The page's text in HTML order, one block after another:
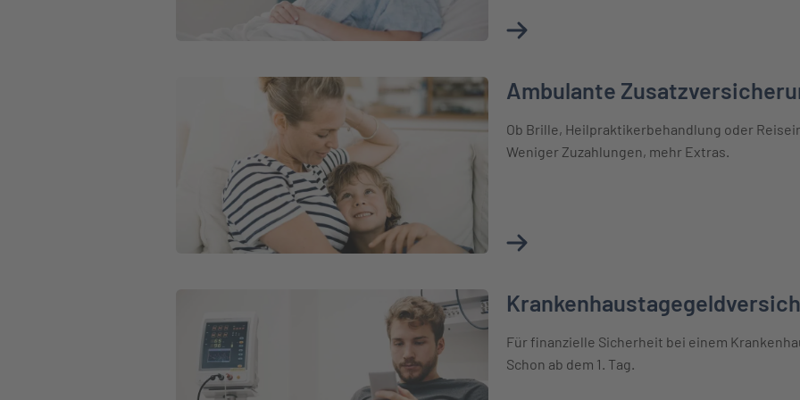
Mehr über Krankenhauszusatzversicherung
Weiter zu Ambulante Zusatzversicherung Ambulante
Ob Brille, Heilpraktikerbehandlung oder
Weniger Zuzahlungen, mehr Extras.
Mehr über Ambulante Zusatzversicherung
Weiter zu Krankenhaustagegeldversicherung
Für finanzielle Sicherheit bei einem
Schon ab dem 1. Tag.